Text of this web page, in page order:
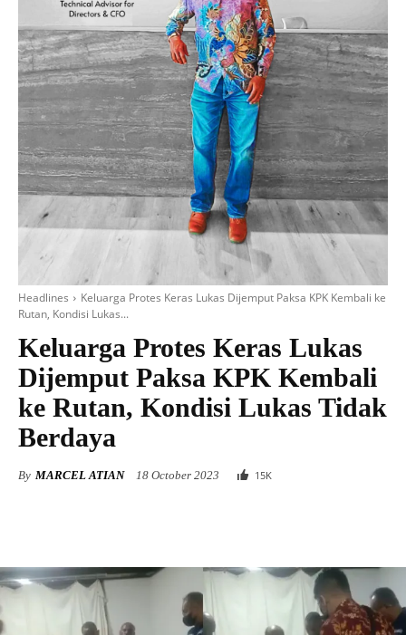
Headlines
Keluarga Protes Keras Lukas Dijemput Paksa KPK Kembali ke
Rutan, Kondisi Lukas...
Keluarga Protes Keras Lukas
Dijemput Paksa KPK Kembali
ke Rutan, Kondisi Lukas Tidak
Berdaya
By MARCEL ATIAN 18 October 2023 15K